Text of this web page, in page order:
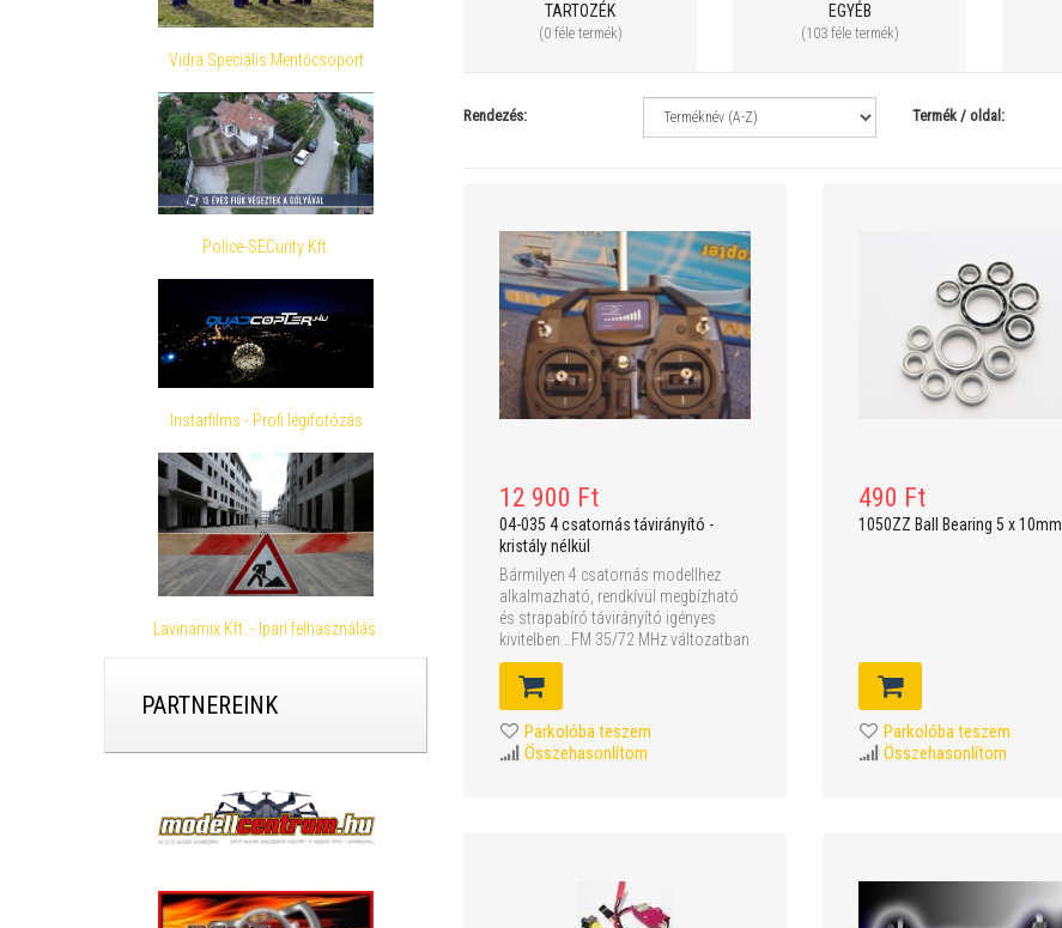
TARTOZÉK
(0 féle termék)
EGYÉB
(103 féle termék)
Rendezés: Termék / oldal:
12 900 Ft
04-035 4 csatornás távirányító -
kristály nélkül
Bármilyen 4 csatornás modellhez
alkalmazható, rendkívül megbízható
és strapabíró távirányító igényes
kivitelben...FM 35/72 MHz változatban
Parkolóba teszem
Összehasonlítom
490 Ft
1050ZZ Ball Bearing 5 x 10mm
Parkolóba teszem
Összehasonlítom
Vidra Speciális Mentőcsoport
Police-SECurity Kft.
Instarfilms - Profi légifotózás
Lavinamix Kft. - Ipari felhasználás
PARTNEREINK